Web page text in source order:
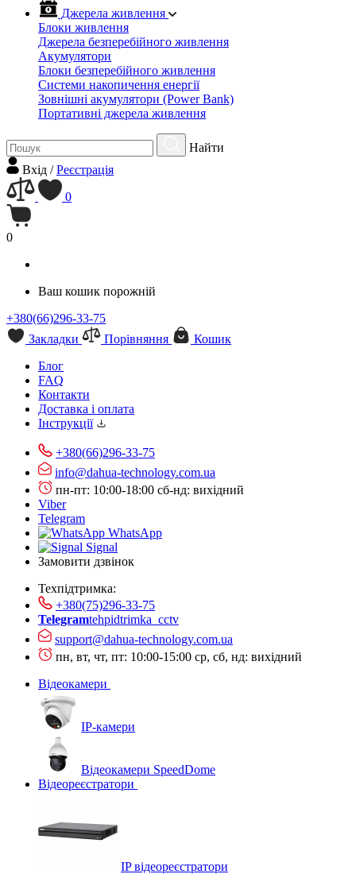
Джерела живлення
Блоки живлення
Джерела безперебійного живлення
Акумулятори
Блоки безперебійного живлення
Системи накопичення енергії
Зовнішні акумулятори (Power Bank)
Портативні джерела живлення
Найти
Вхiд /Реєстрація
0
0
Ваш кошик порожній
+380(66)296-33-75
Закладки
Порівняння
Кошик
Блог
FAQ
Контакти
Доставка і оплата
Інструкції
+380(66)296-33-75
info@dahua-technology.com.ua
пн-пт: 10:00-18:00 сб-нд: вихідний
Viber
Telegram
WhatsApp
Signal
Замовити дзвінок
Техпідтримка:
+380(75)296-33-75
Telegramtehpidtrimka_cctv
support@dahua-technology.com.ua
пн, вт, чт, пт: 10:00-15:00 ср, сб, нд: вихідний
Відеокамери
IP-камери
Відеокамери SpeedDome
Відеореєстратори
IP відеореєстратори